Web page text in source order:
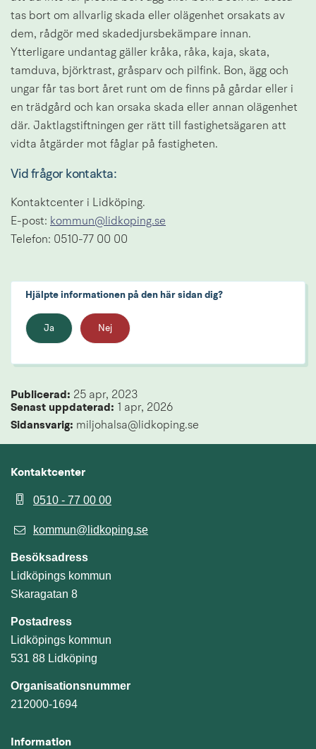
tas bort om allvarlig skada eller olägenhet orsakats av
dem, rådgör med skadedjursbekämpare innan.
Ytterligare undantag gäller kråka, råka, kaja, skata,
tamduva, björktrast, gråsparv och pilfink. Bon, ägg och
ungar får tas bort året runt om de finns på gårdar eller i
en trädgård och kan orsaka skada eller annan olägenhet
där. Jaktlagstiftningen ger rätt till fastighetsägaren att
vidta åtgärder mot fåglar på fastigheten.
Vid frågor kontakta:
Kontaktcenter i Lidköping.
E-post: kommun@lidkoping.se
Telefon: 0510-77 00 00
Hjälpte informationen på den här sidan dig?
Ja Nej
Publicerad: 25 apr, 2023
Senast uppdaterad:
1 apr, 2026
Sidansvarig: miljohalsa@lidkoping.se
Kontaktcenter
0510 - 77 00 00
kommun@lidkoping.se
Besöksadress
Lidköpings kommun
Skaragatan 8
Postadress
Lidköpings kommun
531 88 Lidköping
Organisationsnummer
212000-1694
Information